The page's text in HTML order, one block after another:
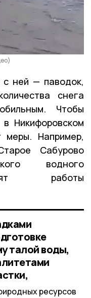
ней — паводок,
снега
Чтобы
Никифоровском
меры. Например,
Сабурово
водного
работы
талой воды,
ресурсов